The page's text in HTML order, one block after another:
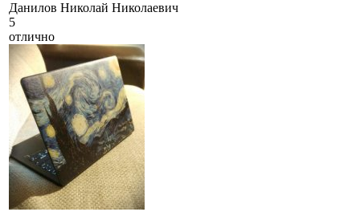
Данилов Николай Николаевич
5
отлично